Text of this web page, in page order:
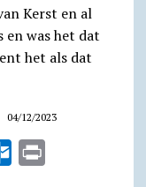
04/12/2023